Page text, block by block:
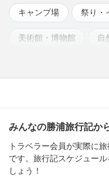
キャンプ場 祭り・
美術館・博物館 自
みんなの勝浦旅行記か
トラベラー会員が実際に
です。旅行記スケジュー
しょう！